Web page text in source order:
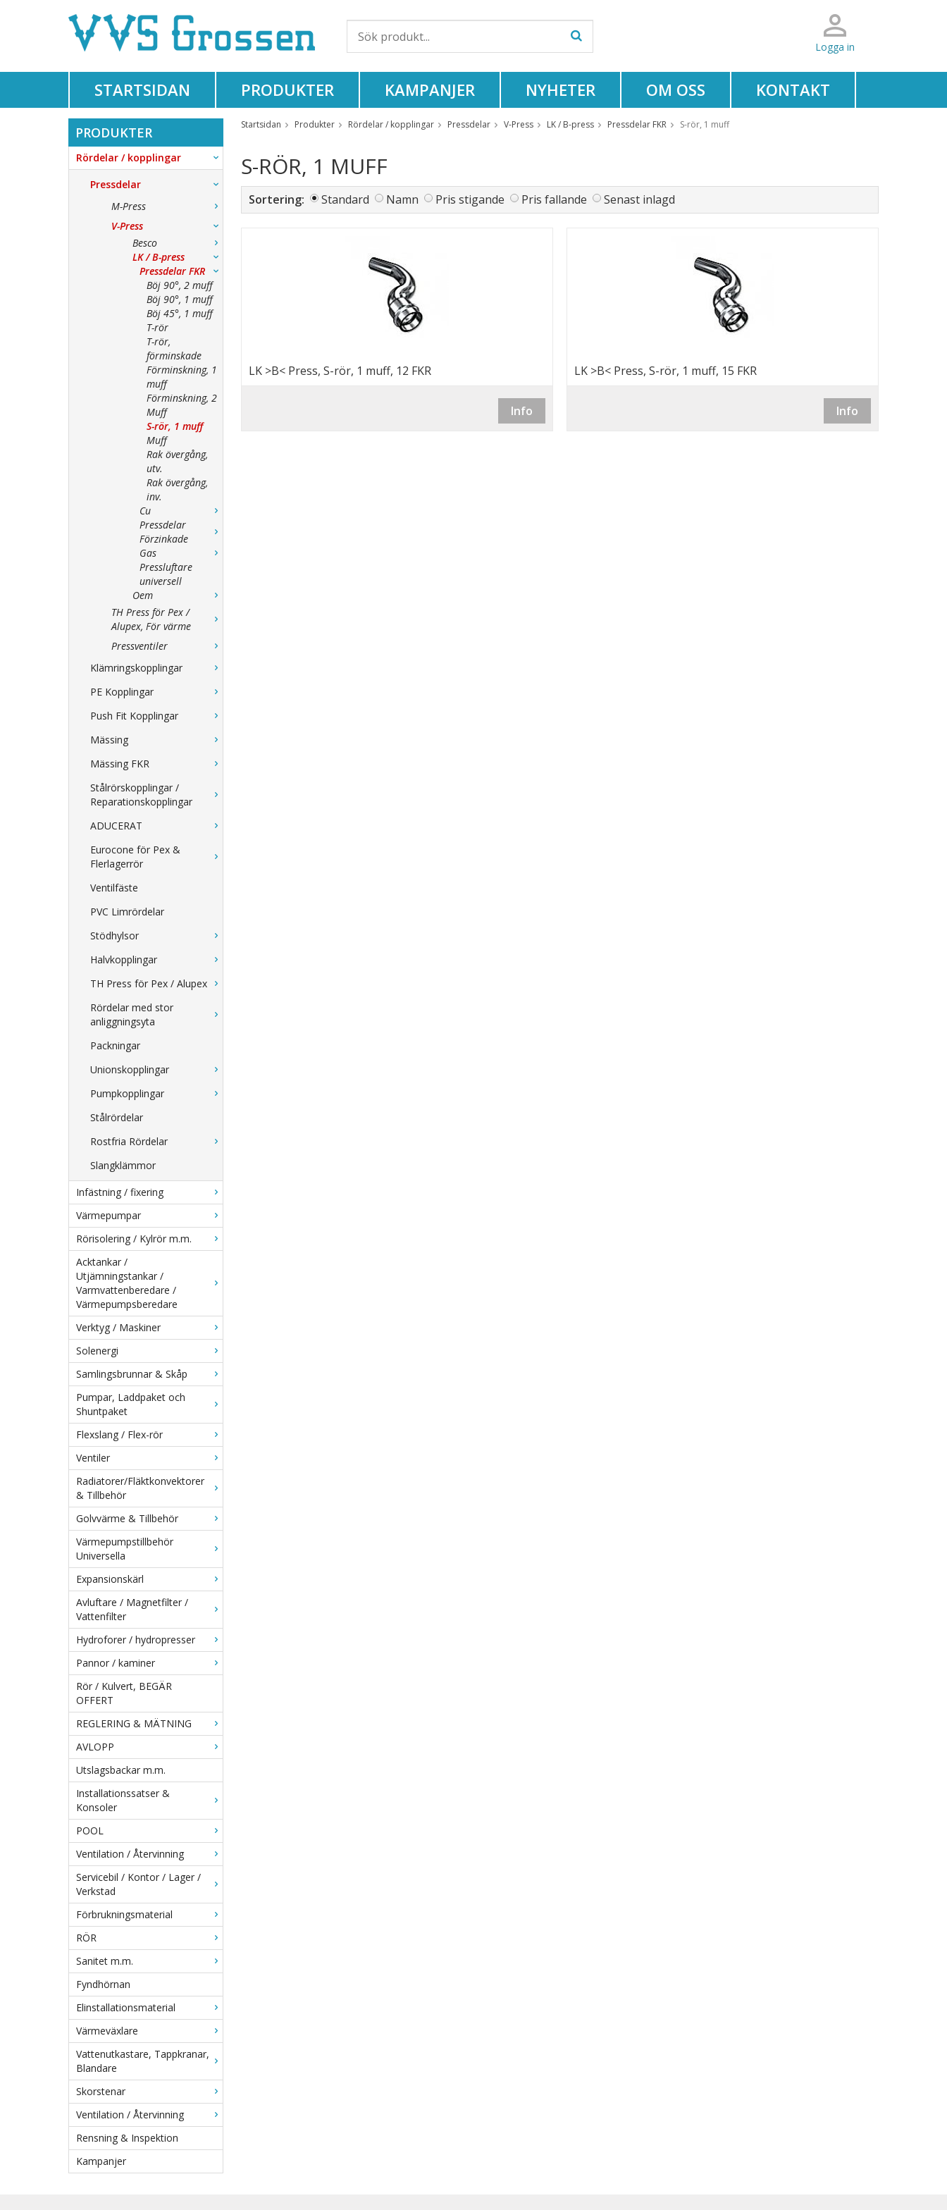
Logga in
STARTSIDAN PRODUKTER KAMPANJER NYHETER OM OSS KONTAKT
PRODUKTER
Rördelar / kopplingar
Pressdelar
M-Press
V-Press
Besco
LK / B-press
Pressdelar FKR
Böj 90°, 2 muff
Böj 90°, 1 muff
Böj 45°, 1 muff
T-rör
T-rör,
förminskade
Förminskning, 1
muff
Förminskning, 2
Muff
S-rör, 1 muff
Muff
Rak övergång,
utv.
Rak övergång,
inv.
Cu
Pressdelar
Förzinkade
Gas
Pressluftare
universell
Oem
TH Press för Pex /
Alupex, För värme
Pressventiler
Klämringskopplingar
PE Kopplingar
Push Fit Kopplingar
Mässing
Mässing FKR
Stålrörskopplingar /
Reparationskopplingar
ADUCERAT
Eurocone för Pex &
Flerlagerrör
Ventilfäste
PVC Limrördelar
Stödhylsor
Halvkopplingar
TH Press för Pex / Alupex
Rördelar med stor
anliggningsyta
Packningar
Unionskopplingar
Pumpkopplingar
Stålrördelar
Rostfria Rördelar
Slangklämmor
Infästning / fixering
Värmepumpar
Rörisolering / Kylrör m.m.
Acktankar /
Utjämningstankar /
Varmvattenberedare /
Värmepumpsberedare
Verktyg / Maskiner
Solenergi
Samlingsbrunnar & Skåp
Pumpar, Laddpaket och
Shuntpaket
Flexslang / Flex-rör
Ventiler
Radiatorer/Fläktkonvektorer
& Tillbehör
Golvvärme & Tillbehör
Värmepumpstillbehör
Universella
Expansionskärl
Avluftare / Magnetfilter /
Vattenfilter
Hydroforer / hydropresser
Pannor / kaminer
Rör / Kulvert, BEGÄR
OFFERT
REGLERING & MÄTNING
AVLOPP
Utslagsbackar m.m.
Installationssatser &
Konsoler
POOL
Ventilation / Återvinning
Servicebil / Kontor / Lager /
Verkstad
Förbrukningsmaterial
RÖR
Sanitet m.m.
Fyndhörnan
Elinstallationsmaterial
Värmeväxlare
Vattenutkastare, Tappkranar,
Blandare
Skorstenar
Ventilation / Återvinning
Rensning & Inspektion
Kampanjer
Startsidan Produkter Rördelar / kopplingar Pressdelar V-Press LK / B-press Pressdelar FKR S-rör, 1 muff
S-RÖR, 1 MUFF
Sortering: Standard Namn Pris stigande Pris fallande Senast inlagd
LK >B< Press, S-rör, 1 muff, 12 FKR
Info
LK >B< Press, S-rör, 1 muff, 15 FKR
Info